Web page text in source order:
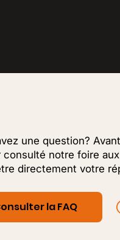
une question?
consulté notre foire
directement votre
la FAQ